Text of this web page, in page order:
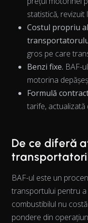
The chart has 1 X
statistică, revizuit
Costul propriu
gros pe care
Benzi fixe. BAF-
motorina
Formulă
tarife, actualizată
De ce diferă
BAF-ul este un
transportului pentru
combustibilul nu
pondere din